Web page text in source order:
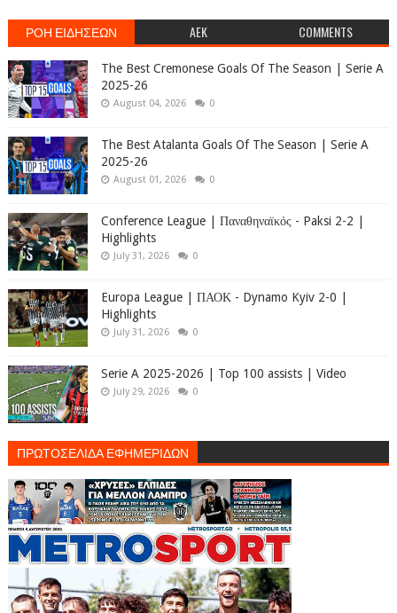
ΡΟΗ ΕΙΔΗΣΕΩΝ AEK COMMENTS
The Best Cremonese Goals Of The Season | Serie A
2025-26
August 04, 2026 0
The Best Atalanta Goals Of The Season | Serie A
2025-26
August 01, 2026 0
Conference League | Παναθηναϊκός - Paksi 2-2 |
Highlights
July 31, 2026 0
Europa League | ΠΑΟΚ - Dynamo Kyiv 2-0 |
Highlights
July 31, 2026 0
Serie A 2025-2026 | Top 100 assists | Video
July 29, 2026 0
ΠΡΩΤΟΣΕΛΙΔΑ ΕΦΗΜΕΡΙΔΩΝ